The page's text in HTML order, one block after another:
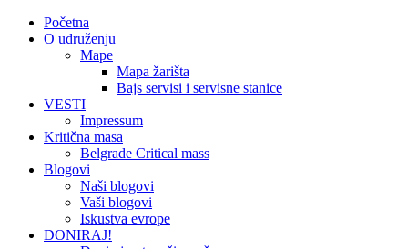
Početna
O udruženju
Mape
Mapa žarišta
Bajs servisi i servisne stanice
VESTI
Impressum
Kritična masa
Belgrade Critical mass
Blogovi
Naši blogovi
Vaši blogovi
Iskustva evrope
DONIRAJ!